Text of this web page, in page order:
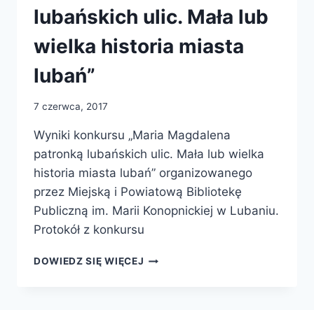
lubańskich ulic. Mała lub
wielka historia miasta
lubań”
7 czerwca, 2017
Wyniki konkursu „Maria Magdalena
patronką lubańskich ulic. Mała lub wielka
historia miasta lubań” organizowanego
przez Miejską i Powiatową Bibliotekę
Publiczną im. Marii Konopnickiej w Lubaniu.
Protokół z konkursu
DOWIEDZ SIĘ WIĘCEJ WYNIKI